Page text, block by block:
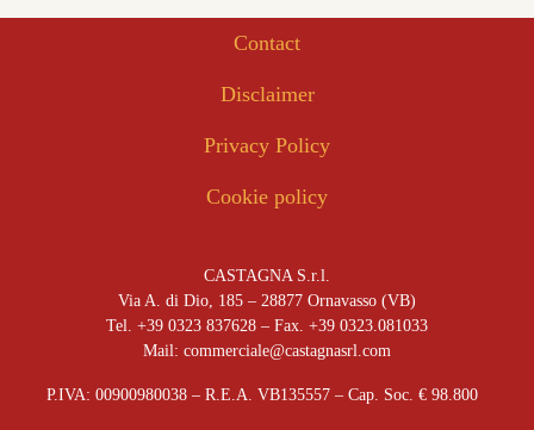
Contact
Disclaimer
Privacy Policy
Cookie policy
CASTAGNA S.r.l.
Via A. di Dio, 185 – 28877 Ornavasso (VB)
Tel. +39 0323 837628 – Fax. +39 0323.081033
Mail: commerciale@castagnasrl.com
P.IVA: 00900980038 – R.E.A. VB135557 – Cap. Soc. € 98.800